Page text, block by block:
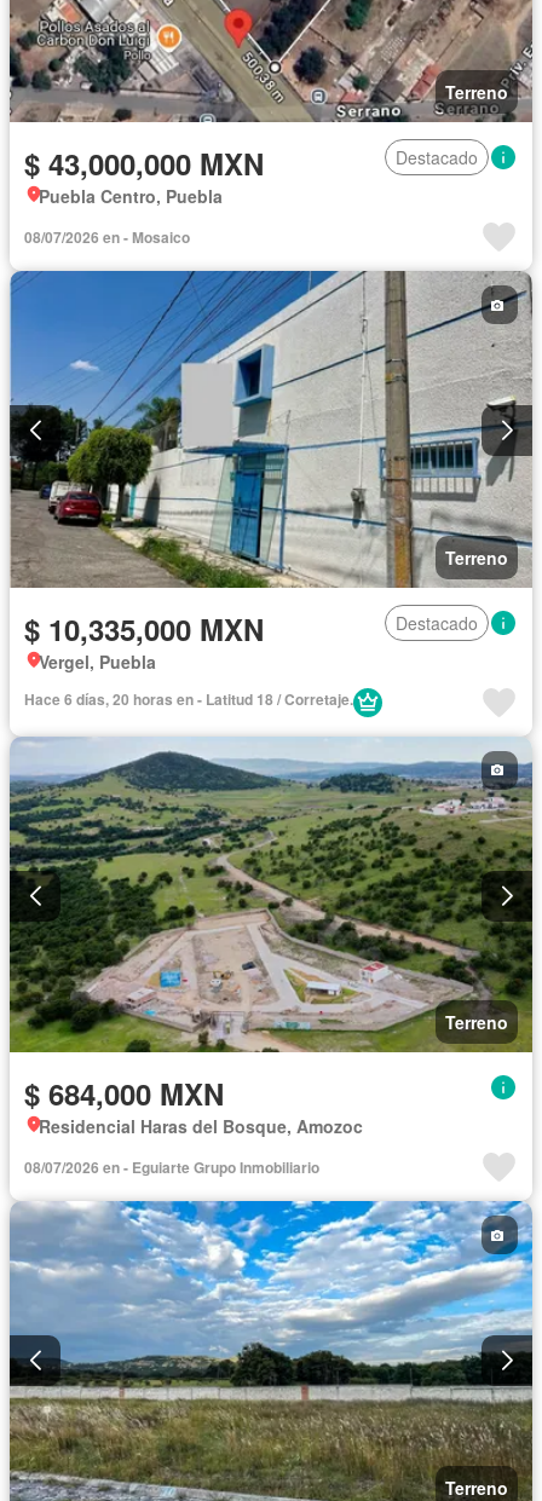
Terreno
$ 43,000,000 MXN
Destacado
Puebla Centro, Puebla
08/07/2026 en - Mosaico
Terreno
$ 10,335,000 MXN
Destacado
Vergel, Puebla
Hace 6 días, 20 horas en - Latitud 18 / Corretaje.
Terreno
$ 684,000 MXN
Residencial Haras del Bosque, Amozoc
08/07/2026 en - Eguiarte Grupo Inmobiliario
Terreno